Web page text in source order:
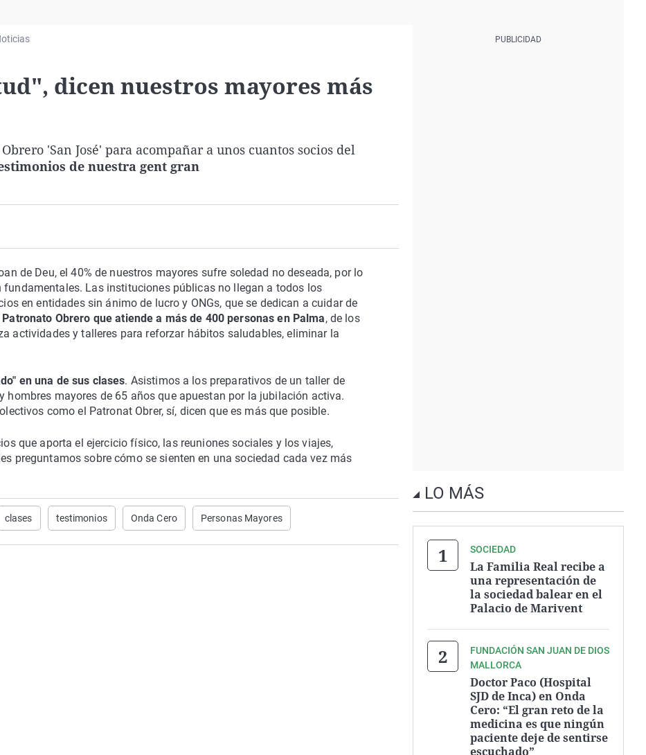
dicen nuestros mayores más
'San José' para acompañar a unos cuantos socios del
de nuestra gent gran
de Deu, el 40% de nuestros mayores sufre soledad no deseada, por lo
Las instituciones públicas no llegan a todos los
en entidades sin ánimo de lucro y ONGs, que se dedican a cuidar de
Obrero que atiende a más de 400 personas en Palma, de los
actividades y talleres para reforzar hábitos saludables, eliminar la
en una de sus clases. Asistimos a los preparativos de un taller de
hombres mayores de 65 años que apuestan por la jubilación activa.
como el Patronat Obrer, sí, dicen que es más que posible.
que aporta el ejercicio físico, las reuniones sociales y los viajes,
preguntamos sobre cómo se sienten en una sociedad cada vez más
clases testimonios Onda Cero Personas Mayores
LO MÁS
SOCIEDAD
La Familia Real recibe a
una representación de
la sociedad balear en el
Palacio de Marivent
FUNDACIÓN SAN JUAN DE DIOS
MALLORCA
Doctor Paco (Hospital
SJD de Inca) en Onda
Cero: “El gran reto de la
medicina es que ningún
paciente deje de sentirse
escuchado”